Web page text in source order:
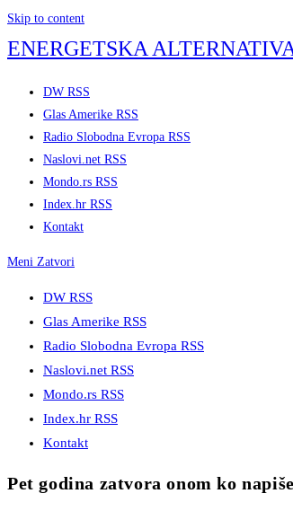
Skip to content
ENERGETSKA
DW RSS
Glas Amerike RSS
Radio Slobodna Evropa RSS
Naslovi.net RSS
Mondo.rs RSS
Index.hr RSS
Kontakt
Meni Zatvori
DW RSS
Glas Amerike RSS
Radio Slobodna Evropa RSS
Naslovi.net RSS
Mondo.rs RSS
Index.hr RSS
Kontakt
Pet godina zatvora onom ko